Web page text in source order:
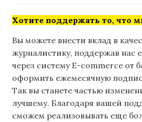
Хотите поддержать то, что
Вы можете внести вклад в
журналистику, поддержав нас
через систему E-commerce от
оформить ежемесячную
Так вы станете частью
лучшему. Благодаря вашей
сможем реализовывать еще